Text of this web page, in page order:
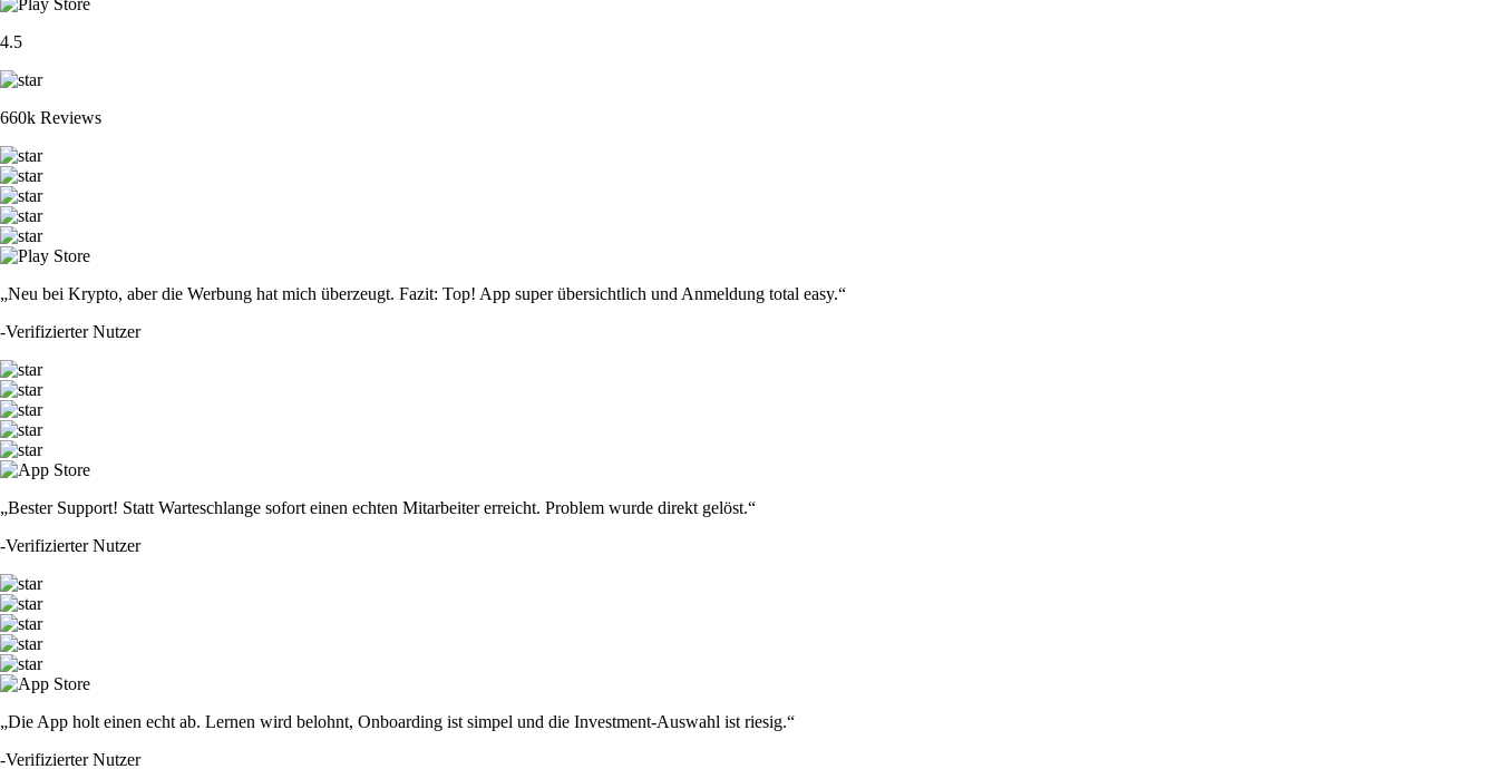
4.5
660k Reviews
„Neu bei Krypto, aber die Werbung hat mich überzeugt. Fazit: Top! App super übersichtlich und Anmeldung total easy.“
-Verifizierter Nutzer
„Bester Support! Statt Warteschlange sofort einen echten Mitarbeiter erreicht. Problem wurde direkt gelöst.“
-Verifizierter Nutzer
„Die App holt einen echt ab. Lernen wird belohnt, Onboarding ist simpel und die Investment-Auswahl ist riesig.“
-Verifizierter Nutzer